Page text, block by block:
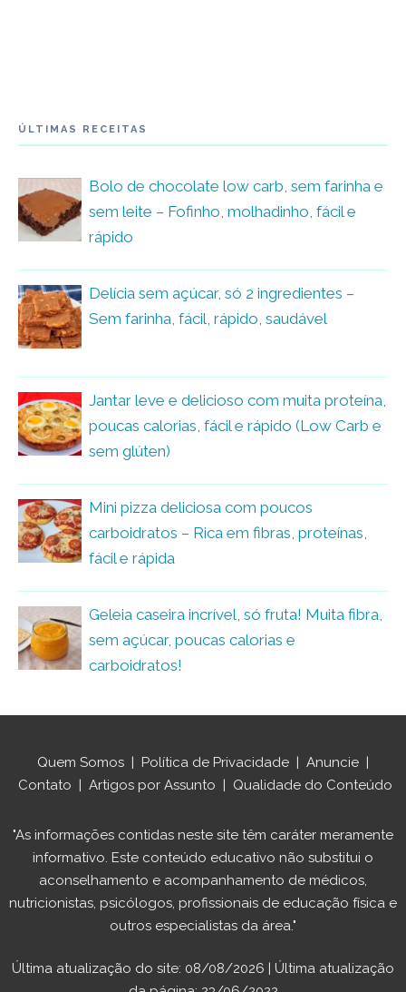
ÚLTIMAS RECEITAS
Bolo de chocolate low carb, sem farinha e
sem leite – Fofinho, molhadinho, fácil e
rápido
Delícia sem açúcar, só 2 ingredientes –
Sem farinha, fácil, rápido, saudável
Jantar leve e delicioso com muita proteína,
poucas calorias, fácil e rápido (Low Carb e
sem glúten)
Mini pizza deliciosa com poucos
carboidratos – Rica em fibras, proteínas,
fácil e rápida
Geleia caseira incrível, só fruta! Muita fibra,
sem açúcar, poucas calorias e
carboidratos!
Quem Somos | Política de Privacidade | Anuncie |
Contato | Artigos por Assunto | Qualidade do Conteúdo
"As informações contidas neste site têm caráter meramente
informativo. Este conteúdo educativo não substitui o
aconselhamento e acompanhamento de médicos,
nutricionistas, psicólogos, profissionais de educação física e
outros especialistas da área."
Última atualização do site: 08/08/2026 | Última atualização